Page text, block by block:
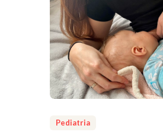
Pediatria